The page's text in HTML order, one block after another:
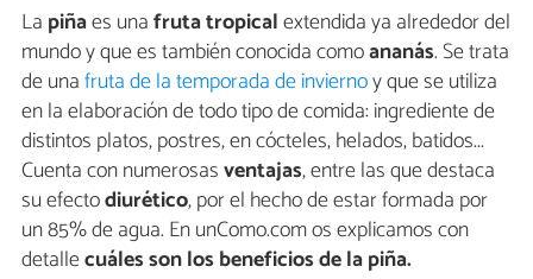
La piñaes unafruta tropicalextendida ya alrededor del
mundo y que es también conocida comoananás. Se trata
de unafruta de la temporada de inviernoy que se utiliza
en la elaboración de todo tipo de comida: ingrediente de
distintos platos, postres, en cócteles, helados, batidos...
Cuenta con numerosasventajas, entre las que destaca
su efectodiurético, por el hecho de estar formada por
un 85% de agua. En unComo.com os explicamos con
detallecuáles son los beneficios de la piña.